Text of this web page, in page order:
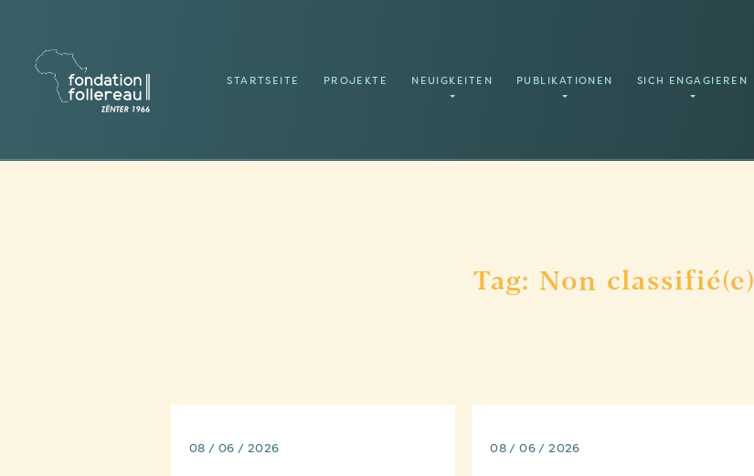
STARTSEITE PROJEKTE NEUIGKEITEN PUBLIKATIONEN SICH ENGAGIEREN
Tag: Non classifié(e)
08 / 06 / 2026 08 / 06 / 2026